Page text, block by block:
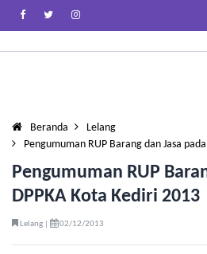
Beranda
Lelang
Pengumuman RUP Barang dan Jasa
Pengumuman RUP
DPPKA Kota Kediri 2013
Lelang | 02/12/2013